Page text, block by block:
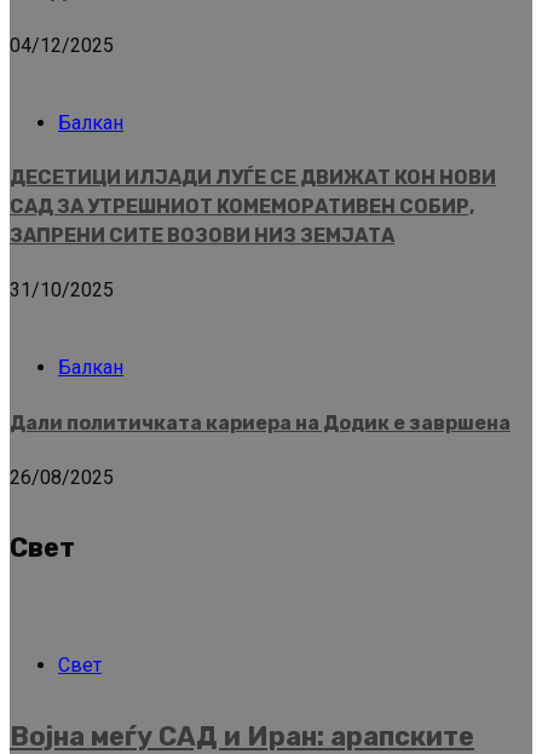
04/12/2025
Балкан
ДЕСЕТИЦИ ИЛЈАДИ ЛУЃЕ СЕ ДВИЖАТ КОН НОВИ
САД ЗА УТРЕШНИОТ КОМЕМОРАТИВЕН СОБИР,
ЗАПРЕНИ СИТЕ ВОЗОВИ НИЗ ЗЕМЈАТА
31/10/2025
Балкан
Дали политичката кариера на Додик е завршена
26/08/2025
Свет
Свет
Војна меѓу САД и Иран: арапските